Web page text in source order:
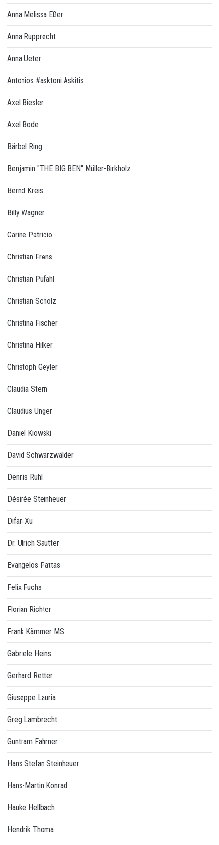
Anna Melissa Eßer
Anna Rupprecht
Anna Ueter
Antonios #asktoni Askitis
Axel Biesler
Axel Bode
Bärbel Ring
Benjamin "THE BIG BEN" Müller-Birkholz
Bernd Kreis
Billy Wagner
Carine Patricio
Christian Frens
Christian Pufahl
Christian Scholz
Christina Fischer
Christina Hilker
Christoph Geyler
Claudia Stern
Claudius Unger
Daniel Kiowski
David Schwarzwälder
Dennis Ruhl
Désirée Steinheuer
Difan Xu
Dr. Ulrich Sautter
Evangelos Pattas
Felix Fuchs
Florian Richter
Frank Kämmer MS
Gabriele Heins
Gerhard Retter
Giuseppe Lauria
Greg Lambrecht
Guntram Fahrner
Hans Stefan Steinheuer
Hans-Martin Konrad
Hauke Hellbach
Hendrik Thoma